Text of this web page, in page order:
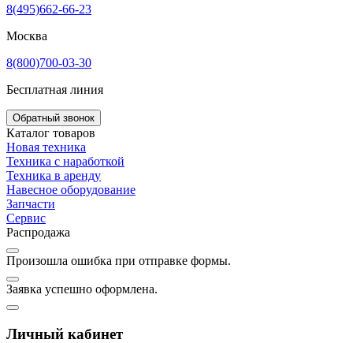
8(495)662-66-23
Москва
8(800)700-03-30
Бесплатная линия
Обратный звонок
Каталог товаров
Новая техника
Техника с наработкой
Техника в аренду
Навесное оборудование
Запчасти
Сервис
Распродажа
Произошла ошибка при отправке формы.
Заявка успешно оформлена.
Личный кабинет